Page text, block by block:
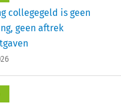
collegegeld is geen
geen aftrek